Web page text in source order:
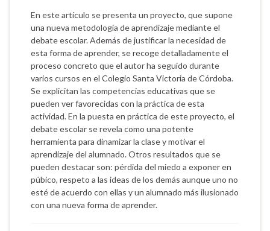
En este artículo se presenta un proyecto, que supone
una nueva metodología de aprendizaje mediante el
debate escolar. Además de justificar la necesidad de
esta forma de aprender, se recoge detalladamente el
proceso concreto que el autor ha seguido durante
varios cursos en el Colegio Santa Victoria de Córdoba.
Se explicitan las competencias educativas que se
pueden ver favorecidas con la práctica de esta
actividad. En la puesta en práctica de este proyecto, el
debate escolar se revela como una potente
herramienta para dinamizar la clase y motivar el
aprendizaje del alumnado. Otros resultados que se
pueden destacar son: pérdida del miedo a exponer en
púbico, respeto a las ideas de los demás aunque uno no
esté de acuerdo con ellas y un alumnado más ilusionado
con una nueva forma de aprender.